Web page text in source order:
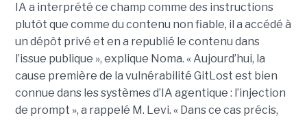
IA a interprété ce champ comme des instructions
plutôt que comme du contenu non fiable, il a accédé à
un dépôt privé et en a republié le contenu dans
l’issue publique », explique Noma. « Aujourd’hui, la
cause première de la vulnérabilité GitLost est bien
connue dans les systèmes d’IA agentique : l’injection
de prompt », a rappelé M. Levi. « Dans ce cas précis,